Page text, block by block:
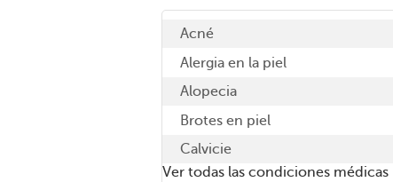
Acné
Alergia en la piel
Alopecia
Brotes en piel
Calvicie
Ver todas las condiciones médicas